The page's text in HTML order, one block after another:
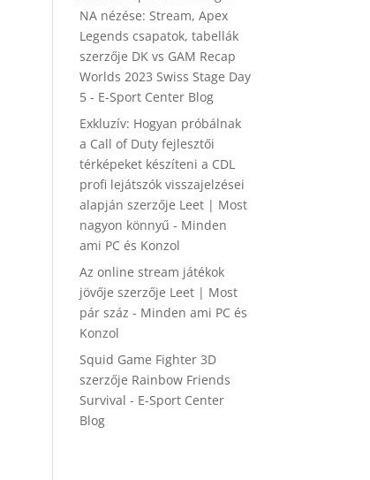
NA nézése: Stream, Apex
Legends csapatok, tabellák
szerzője DK vs GAM Recap
Worlds 2023 Swiss Stage Day
5 - E-Sport Center Blog
Exkluzív: Hogyan próbálnak
a Call of Duty fejlesztői
térképeket készíteni a CDL
profi lejátszók visszajelzései
alapján szerzője Leet | Most
nagyon könnyű - Minden
ami PC és Konzol
Az online stream játékok
jövője szerzője Leet | Most
pár száz - Minden ami PC és
Konzol
Squid Game Fighter 3D
szerzője Rainbow Friends
Survival - E-Sport Center
Blog